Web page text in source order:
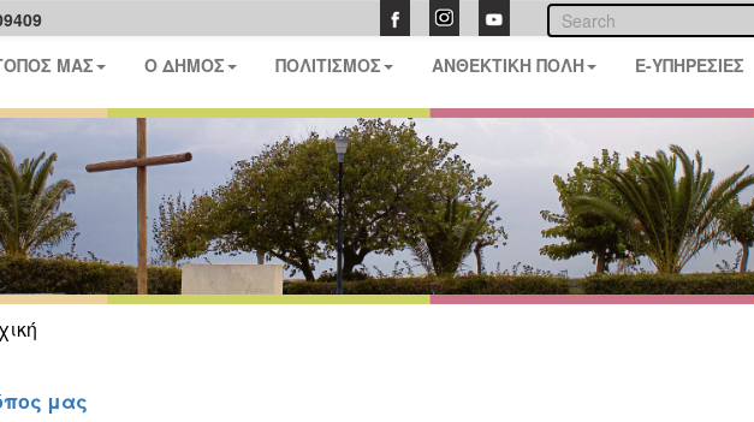
ΜΑΣ Ο ΔΗΜΟΣ ΠΟΛΙΤΙΣΜΟΣ ΑΝΘΕΚΤΙΚΗ ΠΟΛΗ E-ΥΠΗΡΕΣΙΕΣ
μας